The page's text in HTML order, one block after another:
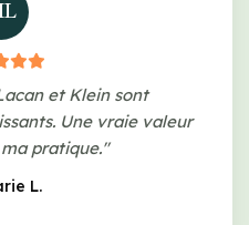
et Klein sont
Une vraie valeur
pratique."
L.